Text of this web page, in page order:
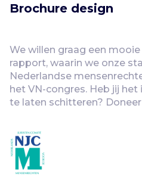
Brochure design
We willen graag een
rapport, waarin we onze
Nederlandse
het VN-congres. Heb jij
te laten schitteren?